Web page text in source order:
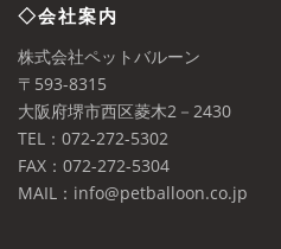
◇会社案内
株式会社ペットバルーン
〒593-8315
大阪府堺市西区菱木2－2430
TEL：072-272-5302
FAX：072-272-5304
MAIL：info@petballoon.co.jp